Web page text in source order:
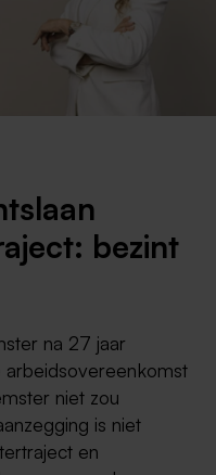
bezint
na 27 jaar
arbeidsovereenkomst
niet zou
is niet
en